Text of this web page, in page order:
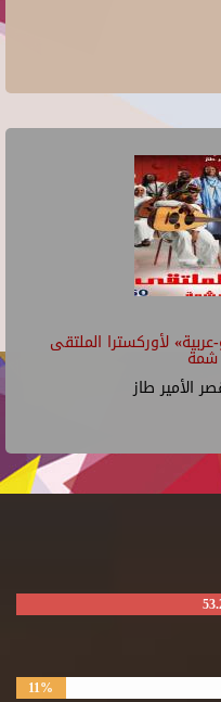
لأوركسترا الملتقى
شمة
الأمير طاز
11%